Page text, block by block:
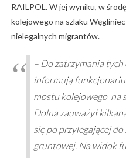
RAILPOL. W jej wyniku, w
kolejowego na szlaku
nielegalnych migrantów.
– Do zatrzymania tych
informują
mostu kolejowego na
Dolna zauważył
się po przylegającej
gruntowej. Na widok